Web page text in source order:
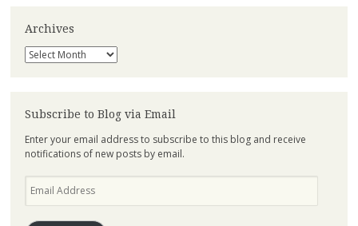
Archives
Archives
Subscribe to Blog via Email
Enter your email address to subscribe to this blog and receive
notifications of new posts by email.
Address